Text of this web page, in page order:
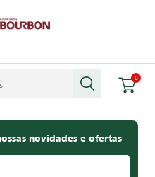
0
novidades e ofertas